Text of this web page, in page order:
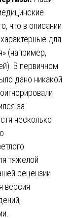
что в описании
для
(например,
В первичном
дано никакой
за
несколько
тяжелой
рецензии
версия